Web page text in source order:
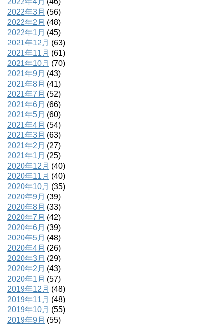
2022年4月 (46)
2022年3月 (56)
2022年2月 (48)
2022年1月 (45)
2021年12月 (63)
2021年11月 (61)
2021年10月 (70)
2021年9月 (43)
2021年8月 (41)
2021年7月 (52)
2021年6月 (66)
2021年5月 (60)
2021年4月 (54)
2021年3月 (63)
2021年2月 (27)
2021年1月 (25)
2020年12月 (40)
2020年11月 (40)
2020年10月 (35)
2020年9月 (39)
2020年8月 (33)
2020年7月 (42)
2020年6月 (39)
2020年5月 (48)
2020年4月 (26)
2020年3月 (29)
2020年2月 (43)
2020年1月 (57)
2019年12月 (48)
2019年11月 (48)
2019年10月 (55)
2019年9月 (55)